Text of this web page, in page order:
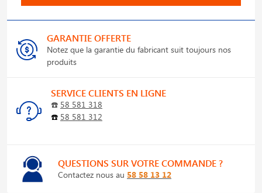
GARANTIE OFFERTE
Notez que la garantie du fabricant suit toujours nos
produits
SERVICE CLIENTS EN LIGNE
☎️ 58 581 318
☎️ 58 581 312
QUESTIONS SUR VOTRE COMMANDE ?
Contactez nous au 58 58 13 12